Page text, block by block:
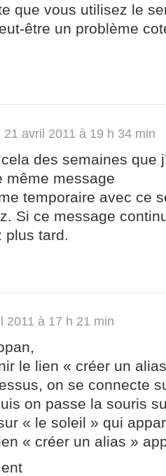
que vous utilisez le
être un problème
21 avril 2011 à 19 h 34 min
des semaines que
même message
temporaire avec ce
Si ce message
plus tard.
2011 à 17 h 21 min
le lien « créer un
on se connecte
on passe la souris
« le soleil » qui
« créer un alias »